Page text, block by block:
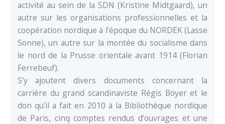
activité au sein de la SDN (Kristine Midtgaard), un
autre sur les organisations professionnelles et la
coopération nordique à l’époque du NORDEK (Lasse
Sonne), un autre sur la montée du socialisme dans
le nord de la Prusse orientale avant 1914 (Florian
Ferrebeuf).
S’y ajoutent divers documents concernant la
carrière du grand scandinaviste Régis Boyer et le
don qu’il a fait en 2010 à la Bibliothèque nordique
de Paris, cinq comptes rendus d’ouvrages et une